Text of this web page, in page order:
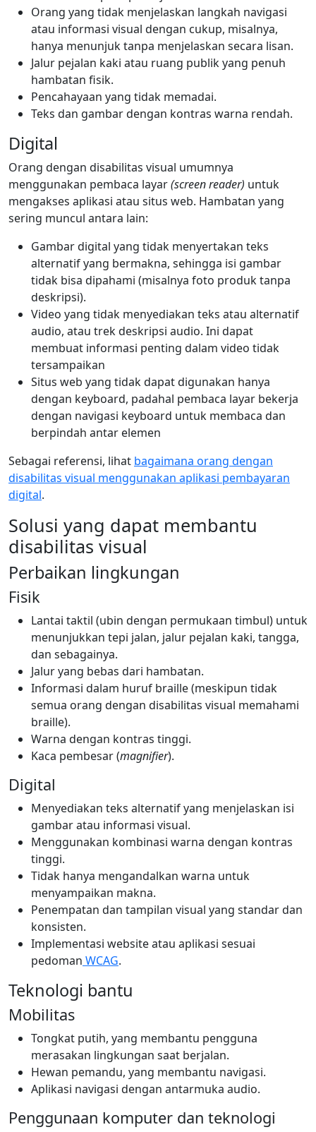
Orang yang tidak menjelaskan langkah navigasi
atau informasi visual dengan cukup, misalnya,
hanya menunjuk tanpa menjelaskan secara lisan.
Jalur pejalan kaki atau ruang publik yang penuh
hambatan fisik.
Pencahayaan yang tidak memadai.
Teks dan gambar dengan kontras warna rendah.
Digital
Orang dengan disabilitas visual umumnya
menggunakan pembaca layar(screen reader) untuk
mengakses aplikasi atau situs web. Hambatan yang
sering muncul antara lain:
Gambar digital yang tidak menyertakan teks
alternatif yang bermakna, sehingga isi gambar
tidak bisa dipahami (misalnya foto produk tanpa
deskripsi).
Video yang tidak menyediakan teks atau alternatif
audio, atau trek deskripsi audio. Ini dapat
membuat informasi penting dalam video tidak
tersampaikan
Situs web yang tidak dapat digunakan hanya
dengan keyboard, padahal pembaca layar bekerja
dengan navigasi keyboard untuk membaca dan
berpindah antar elemen
Sebagai referensi, lihat bagaimana orang dengan
disabilitas visual menggunakan aplikasi pembayaran
digital.
Solusi yang dapat membantu
disabilitas visual
Perbaikan lingkungan
Fisik
Lantai taktil (ubin dengan permukaan timbul) untuk
menunjukkan tepi jalan, jalur pejalan kaki, tangga,
dan sebagainya.
Jalur yang bebas dari hambatan.
Informasi dalam huruf braille (meskipun tidak
semua orang dengan disabilitas visual memahami
braille).
Warna dengan kontras tinggi.
Kaca pembesar (magnifier).
Digital
Menyediakan teks alternatif yang menjelaskan isi
gambar atau informasi visual.
Menggunakan kombinasi warna dengan kontras
tinggi.
Tidak hanya mengandalkan warna untuk
menyampaikan makna.
Penempatan dan tampilan visual yang standar dan
konsisten.
Implementasi website atau aplikasi sesuai
pedoman WCAG.
Teknologi bantu
Mobilitas
Tongkat putih, yang membantu pengguna
merasakan lingkungan saat berjalan.
Hewan pemandu, yang membantu navigasi.
Aplikasi navigasi dengan antarmuka audio.
Penggunaan komputer dan teknologi